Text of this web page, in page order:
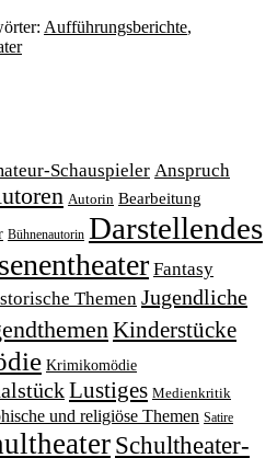
Aufführungsberichte,
Schauspieler Anspruch
Autorin Bearbeitung
Bühnenautorin Darstellendes
Fantasy
Themen Jugendliche
Kinderstücke
Krimikomödie
Lustiges Medienkritik
und religiöse Themen Satire
Schultheater-